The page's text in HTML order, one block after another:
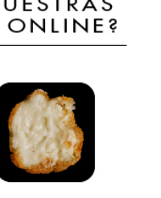
las de verduras.